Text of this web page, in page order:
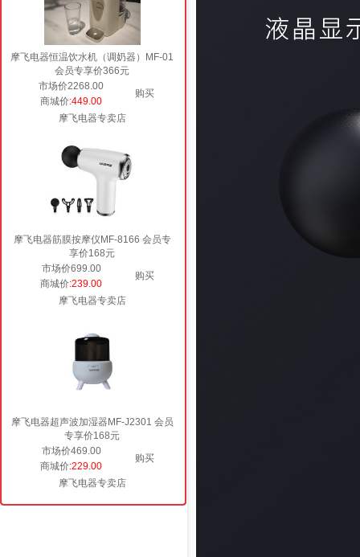
摩飞电器恒温饮水机（调奶器）MF-01
会员专享价366元
市场价2268.00
购买
商城价:449.00
摩飞电器专卖店
摩飞电器筋膜按摩仪MF-8166 会员专
享价168元
市场价699.00
购买
商城价:239.00
摩飞电器专卖店
摩飞电器超声波加湿器MF-J2301 会员
专享价168元
市场价469.00
购买
商城价:229.00
摩飞电器专卖店